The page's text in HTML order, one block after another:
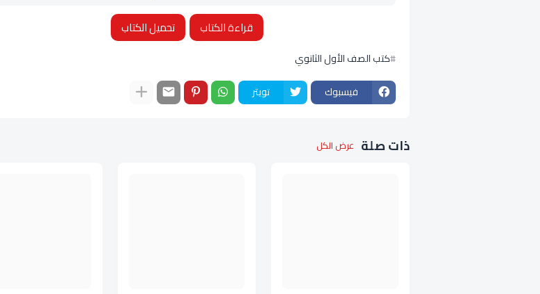
قراءة الكتاب تحميل الكتاب
كتب الصف الأول الثانوي
فيسبوك
تويتر
ذات صلة عرض الكل